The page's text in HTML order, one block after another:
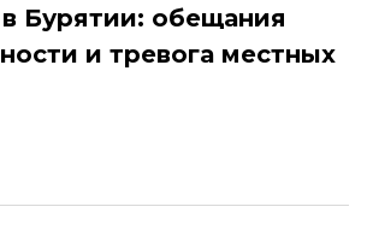
Бурятии: обещания
и тревога местных